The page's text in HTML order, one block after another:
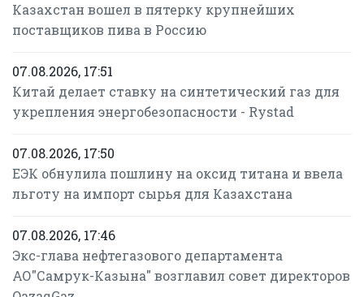
Казахстан вошел в пятерку крупнейших
поставщиков пива в Россию
07.08.2026, 17:51
Китай делает ставку на синтетический газ для
укрепления энергобезопасности - Rystad
07.08.2026, 17:50
ЕЭК обнулила пошлину на оксид титана и ввела
льготу на импорт сырья для Казахстана
07.08.2026, 17:46
Экс-глава нефтегазового департамента
АО"Самрук-Казына" возглавил совет директоров